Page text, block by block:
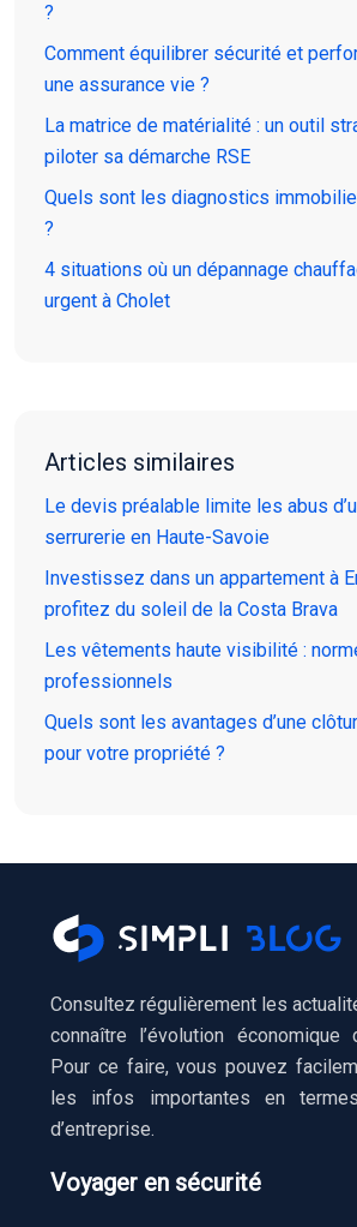
?
Comment équilibrer sécurité et
une assurance vie ?
La matrice de matérialité : un outil
piloter sa démarche RSE
Quels sont les diagnostics
?
4 situations où un dépannage
urgent à Cholet
Articles similaires
Le devis préalable limite les abus
serrurerie en Haute-Savoie
Investissez dans un appartement à
profitez du soleil de la Costa Brava
Les vêtements haute visibilité :
professionnels
Quels sont les avantages d’une
pour votre propriété ?
Consultez régulièrement les
connaître l’évolution
Pour ce faire, vous pouvez
les infos importantes en
d’entreprise.
Voyager en sécurité